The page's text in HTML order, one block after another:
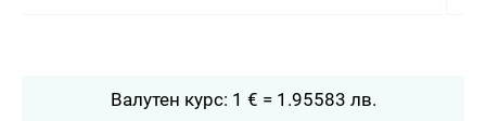
Валутен курс: 1 € = 1.95583 лв.